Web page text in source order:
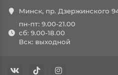
Минск, пр. Дзержинского
пн-пт: 9.00-21.00
сб: 9.00-18.00
Вск: выходной